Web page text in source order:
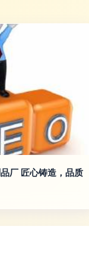
厂 匠心铸造，品质